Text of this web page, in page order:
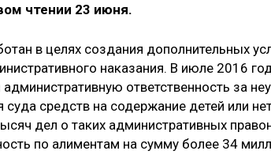
чтении 23 июня.
в целях создания дополнительных
наказания. В июле 2016
ответственность за
средств на содержание детей или
дел о таких административных
по алиментам на сумму более 34